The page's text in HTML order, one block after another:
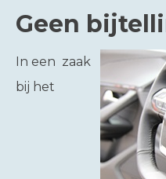
Geen
In een zaak
bij het